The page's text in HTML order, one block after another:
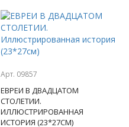
Арт. 09857
ЕВРЕИ В ДВАДЦАТОМ
СТОЛЕТИИ.
ИЛЛЮСТРИРОВАННАЯ
ИСТОРИЯ (23*27СМ)